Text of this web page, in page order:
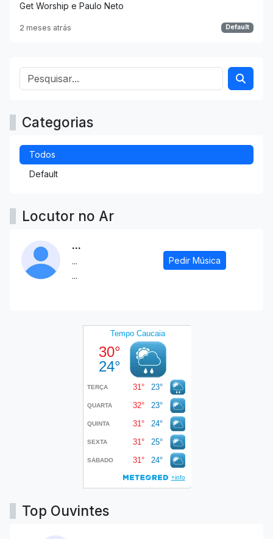
Get Worship e Paulo Neto
2 meses atrás Default
Categorias
Todos
Default
Locutor no Ar
...
...
...
Pedir Música
Top Ouvintes